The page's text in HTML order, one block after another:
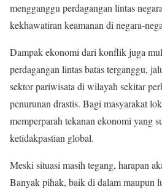
mengganggu perdagangan lintas
kekhawatiran keamanan di negara-
Dampak ekonomi dari konflik juga
perdagangan lintas batas terganggu,
sektor pariwisata di wilayah sekitar
penurunan drastis. Bagi masyarakat
memperparah tekanan ekonomi yang
ketidakpastian global.
Meski situasi masih tegang, harapan
Banyak pihak, baik di dalam maupun